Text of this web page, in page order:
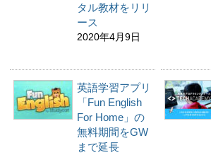
タル教材をリリ
ース
2020年4月9日
英語学習アプリ
「Fun English
For Home」の
無料期間をGW
まで延長